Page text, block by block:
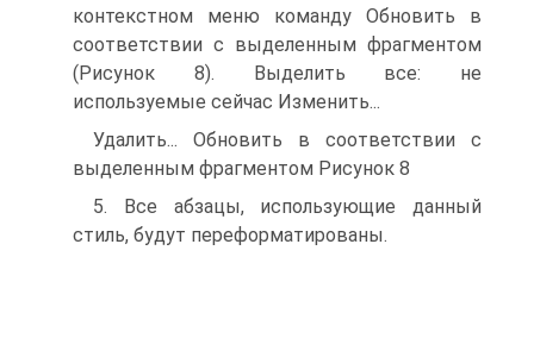
контекстном меню команду Обновить в
соответствии с выделенным фрагментом
(Рисунок 8). Выделить все: не
используемые сейчас Изменить...
Удалить... Обновить в соответствии с
выделенным фрагментом Рисунок 8
5. Все абзацы, использующие данный
стиль, будут переформатированы.